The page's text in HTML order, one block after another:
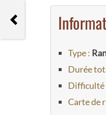
Type :
Durée
Difficulté
Carte de
Randonnée aux
inférieur et